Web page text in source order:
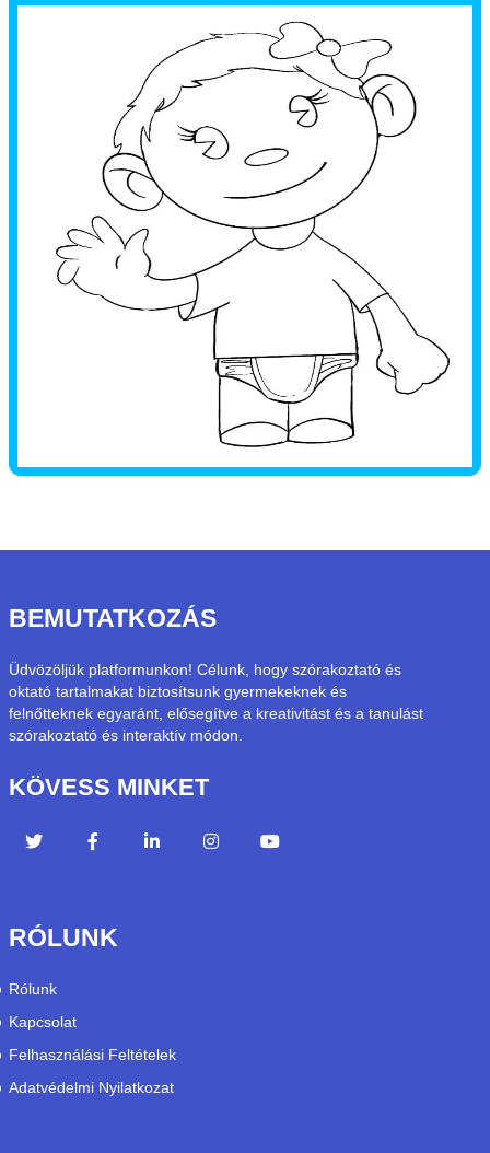
BEMUTATKOZÁS
Üdvözöljük platformunkon! Célunk, hogy szórakoztató és
oktató tartalmakat biztosítsunk gyermekeknek és
felnőtteknek egyaránt, elősegítve a kreativitást és a tanulást
szórakoztató és interaktív módon.
KÖVESS MINKET
RÓLUNK
Rólunk
Kapcsolat
Felhasználási Feltételek
Adatvédelmi Nyilatkozat